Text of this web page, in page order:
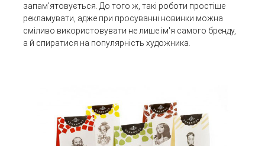
запам'ятовується. До того ж, такі роботи простіше
рекламувати, адже при просуванні новинки можна
сміливо використовувати не лише ім'я самого бренду,
а й спиратися на популярність художника.